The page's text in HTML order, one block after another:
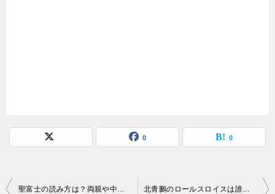
0 0
投
聖富士の読み方は？両親や中学・高校時代の相撲の成績を紹介 北青鵬のロールスロイスは誰の？宮城野親方が買い与えた可能性は？